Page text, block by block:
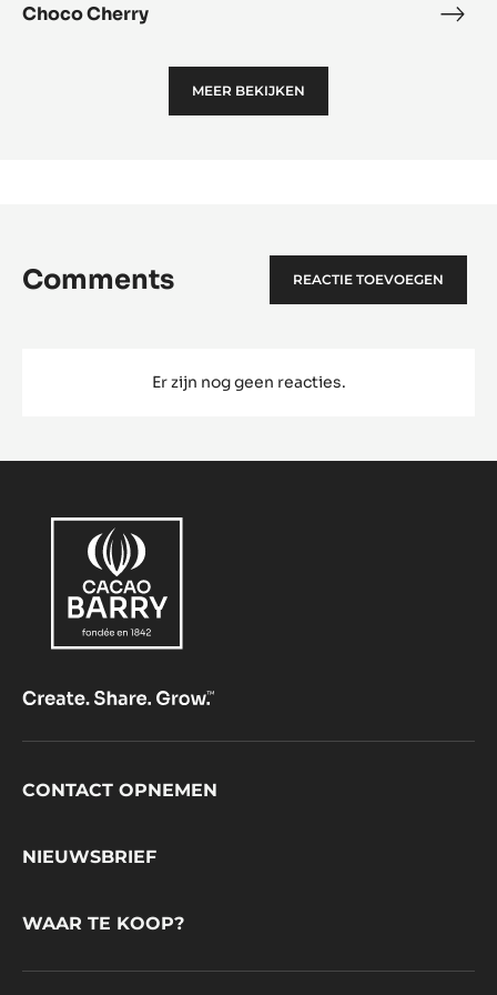
Choco Cherry
MEER BEKIJKEN
Comments REACTIE TOEVOEGEN
Er zijn nog geen reacties.
Footer
CONTACT OPNEMEN
NIEUWSBRIEF
WAAR TE KOOP?